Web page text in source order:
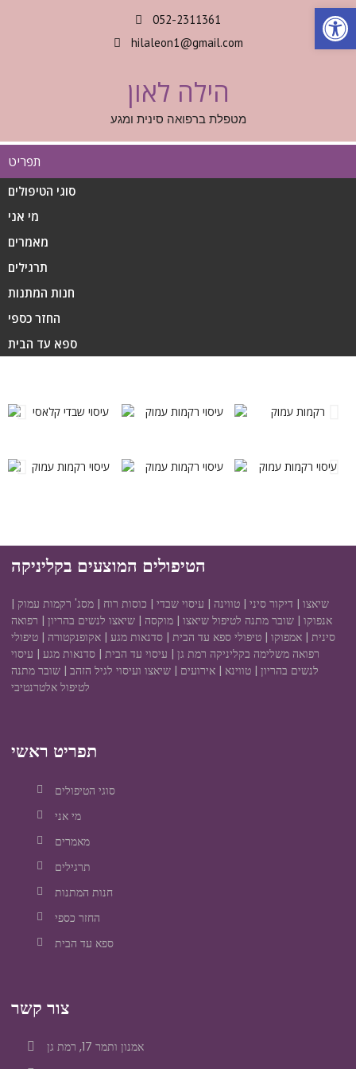
052-2311361
hilaleon1@gmail.com
הילה לאון
מטפלת ברפואה סינית ומגע
תפריט
סוגי הטיפולים
מי אני
מאמרים
תרגילים
חנות המתנות
החזר כספי
ספא עד הבית
הטיפולים המוצעים בקליניקה
שיאצו | דיקור סיני | טווינה | עיסוי שבדי | כוסות רוח | מסג' רקמות עמוק |
אנפוקו | שובר מתנה לטיפול שיאצו | מוקסה | שיאצו לנשים בהריון | רפואה
סינית | אמפוקו | טיפולי ספא עד הבית | סדנאות מגע | אקופנקטורה | טיפולי
רפואה משלימה בקליניקה רמת גן | עיסוי עד הבית | סדנאות מגע | עיסוי
לנשים בהריון | טווינא | אירועים | שיאצו ועיסוי לגיל הזהב | שובר מתנה
לטיפול אלטרנטיבי
תפריט ראשי
סוגי הטיפולים
מי אני
מאמרים
תרגילים
חנות המתנות
החזר כספי
ספא עד הבית
צור קשר
אמנון ותמר 17, רמת גן